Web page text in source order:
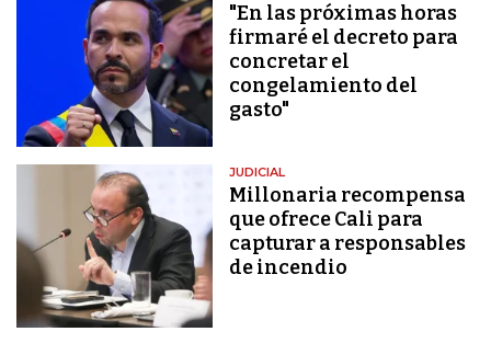
"En las próximas horas
firmaré el decreto para
concretar el
congelamiento del
gasto"
JUDICIAL
Millonaria recompensa
que ofrece Cali para
capturar a responsables
de incendio